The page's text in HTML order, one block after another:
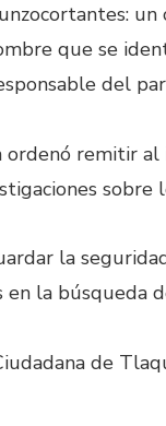
que se
del
remitir
sobre
la
la búsqueda
de